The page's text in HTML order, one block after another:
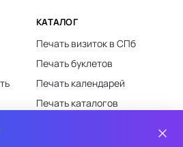
КАТАЛОГ
Печать визиток в СПб
Печать буклетов
Печать календарей
Печать каталогов